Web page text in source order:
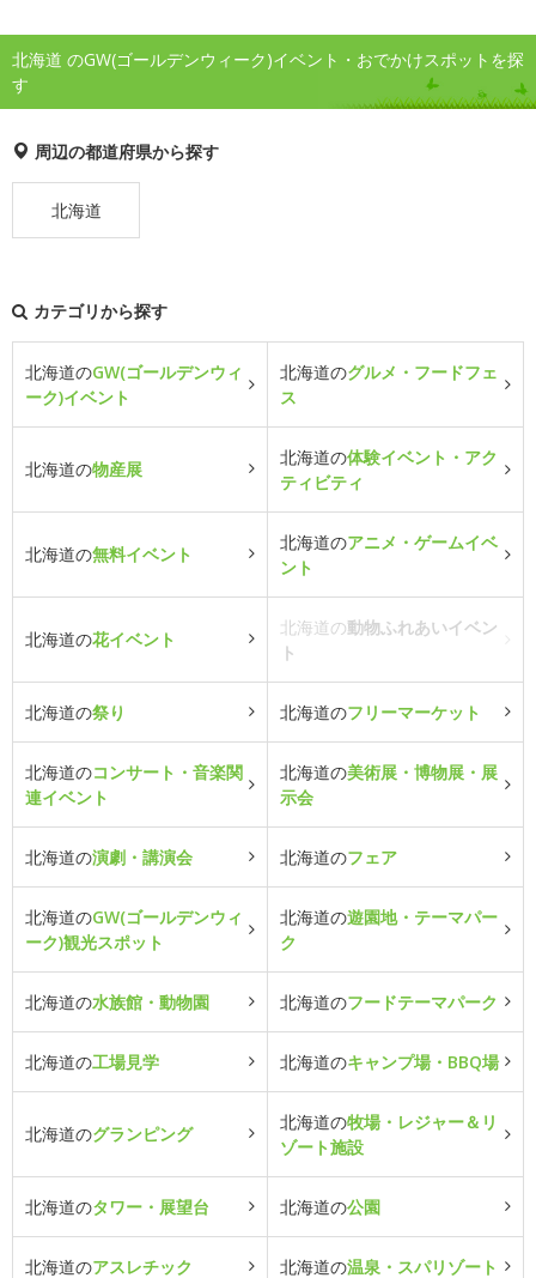
北海道 のGW(ゴールデンウィーク)イベント・おでかけスポットを探
す
周辺の都道府県から探す
北海道
カテゴリから探す
北海道のGW(ゴールデンウィ
ーク)イベント
北海道のグルメ・フードフェ
ス
北海道の物産展
北海道の体験イベント・アク
ティビティ
北海道の無料イベント
北海道のアニメ・ゲームイベ
ント
北海道の花イベント
北海道の動物ふれあいイベン
ト
北海道の祭り 北海道のフリーマーケット
北海道のコンサート・音楽関
連イベント
北海道の美術展・博物展・展
示会
北海道の演劇・講演会 北海道のフェア
北海道のGW(ゴールデンウィ
ーク)観光スポット
北海道の遊園地・テーマパー
ク
北海道の水族館・動物園 北海道のフードテーマパーク
北海道の工場見学 北海道のキャンプ場・BBQ場
北海道のグランピング
北海道の牧場・レジャー＆リ
ゾート施設
北海道のタワー・展望台 北海道の公園
北海道のアスレチック 北海道の温泉・スパリゾート